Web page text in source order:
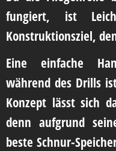
fungiert, ist
Konstruktionsziel,
Eine einfache
während des Drills
Konzept lässt sich
denn aufgrund
beste Schnur-